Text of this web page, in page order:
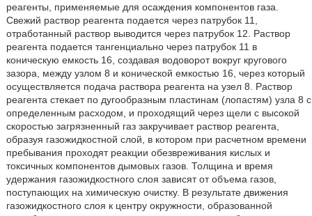
реагенты, применяемые для осаждения компонентов газа.
Свежий раствор реагента подается через патрубок 11,
отработанный раствор выводится через патрубок 12. Раствор
реагента подается тангенциально через патрубок 11 в
коническую емкость 16, создавая водоворот вокруг кругового
зазора, между узлом 8 и конической емкостью 16, через который
осуществляется подача раствора реагента на узел 8. Раствор
реагента стекает по дугообразным пластинам (лопастям) узла 8 с
определенным расходом, и проходящий через щели с высокой
скоростью загрязненный газ закручивает раствор реагента,
образуя газожидкостной слой, в котором при расчетном времени
пребывания проходят реакции обезвреживания кислых и
токсичных компонентов дымовых газов. Толщина и время
удержания газожидкостного слоя зависят от объема газов,
поступающих на химическую очистку. В результате движения
газожидкостного слоя к центру окружности, образованной